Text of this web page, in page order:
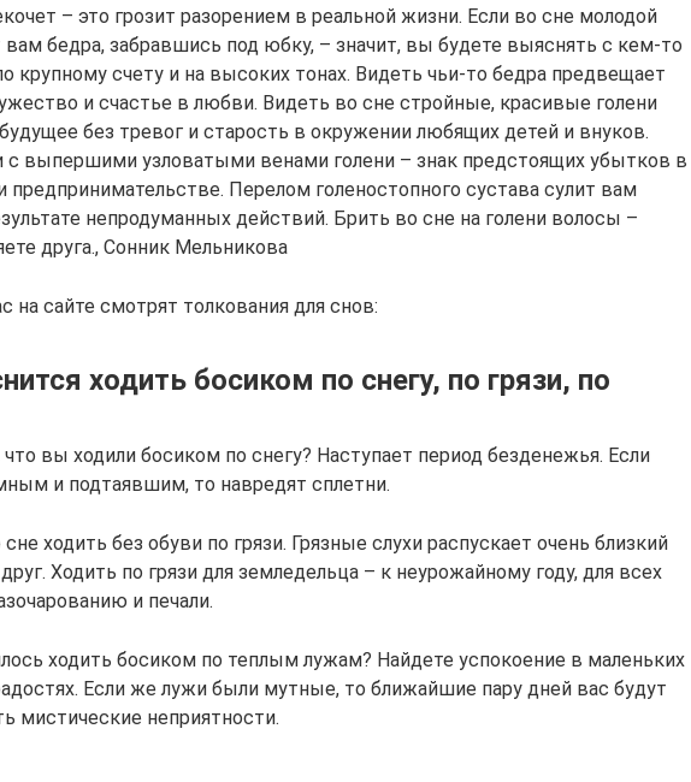
– это грозит разорением в реальной жизни. Если во сне молодой
вам бедра, забравшись под юбку, – значит, вы будете выяснять с кем-то
крупному счету и на высоких тонах. Видеть чьи-то бедра предвещает
и счастье в любви. Видеть во сне стройные, красивые голени
без тревог и старость в окружении любящих детей и внуков.
с выпершими узловатыми венами голени – знак предстоящих убытков в
предпринимательстве. Перелом голеностопного сустава сулит вам
непродуманных действий. Брить во сне на голени волосы –
друга., Сонник Мельникова
на сайте смотрят толкования для снов:
ходить босиком по снегу, по грязи, по
вы ходили босиком по снегу? Наступает период безденежья. Если
и подтаявшим, то навредят сплетни.
ходить без обуви по грязи. Грязные слухи распускает очень близкий
Ходить по грязи для земледельца – к неурожайному году, для всех
и печали.
ходить босиком по теплым лужам? Найдете успокоение в маленьких
Если же лужи были мутные, то ближайшие пару дней вас будут
мистические неприятности.